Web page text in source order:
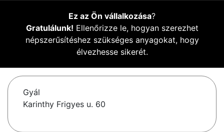
Ez az Ön vállalkozása?
Gratulálunk! Ellenőrizze le, hogyan szerezhet
népszerűsítéshez szükséges anyagokat, hogy
élvezhesse sikerét.
Gyál
Karinthy Frigyes u. 60